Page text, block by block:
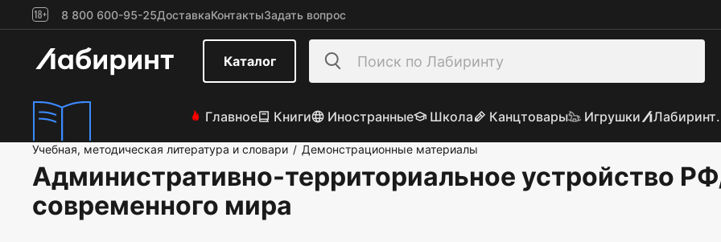
8 800 600-95-25ДоставкаКонтактыЗадать вопрос
Каталог
Главное Книги Иностранные Школа Канцтовары Игрушки
Учебная, методическая литература и словари / Демонстрационные материалы
Административно-территориальное устройство
современного мира